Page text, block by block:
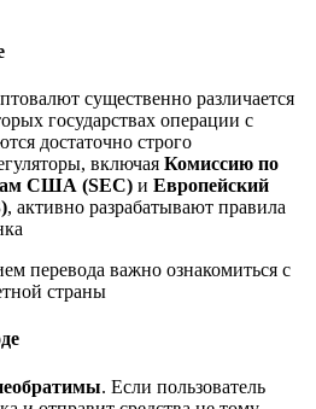
существенно различается
государствах операции с
достаточно строго
включая Комиссию по
США (SEC) и Европейский
, активно разрабатывают правила
перевода важно ознакомиться с
страны
. Если пользователь